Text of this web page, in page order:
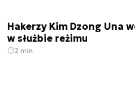
Hakerzy Kim Dzong Una
w służbie reżimu
2 min.